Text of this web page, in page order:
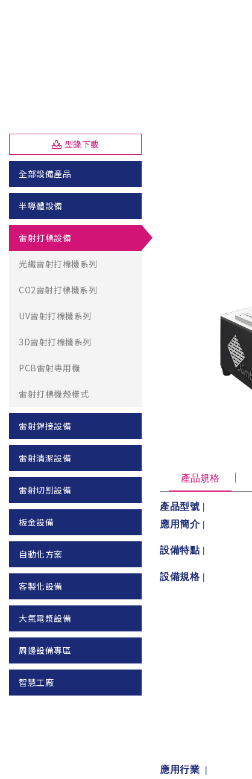
型錄下載
全部設備產品
半導體設備
雷射打標設備
光纖雷射打標機系列
CO2雷射打標機系列
UV雷射打標機系列
3D雷射打標機系列
PCB雷射專用機
雷射打標機殼樣式
雷射銲接設備
雷射清潔設備
雷射切割設備
板金設備
自動化方案
客製化設備
大氣電漿設備
周邊設備專區
智慧工廠
產品規格
產品型號 |
應用簡介 |
設備特點 |
設備規格 |
應用行業 |